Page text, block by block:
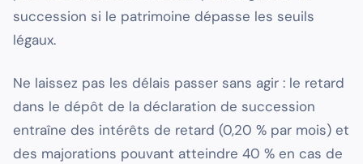
succession si le patrimoine dépasse les seuils
légaux.
Ne laissez pas les délais passer sans agir : le retard
dans le dépôt de la déclaration de succession
entraîne des intérêts de retard (0,20 % par mois) et
des majorations pouvant atteindre 40 % en cas de